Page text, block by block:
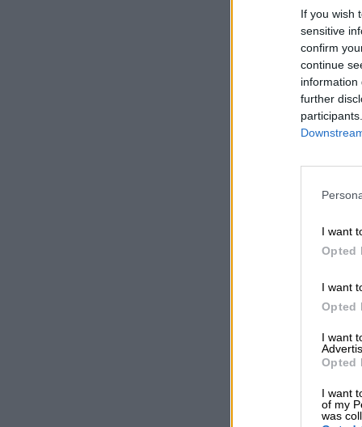
If you wish
sensitive
confirm
continue
information
further
I want
Opted
I want
Opted
I want
Opted
I want
of my
was